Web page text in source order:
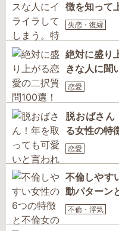
徴を知って
失恋・復縁
絶対に盛り
きな人に聞
恋愛
脱おばさん
る女性の特
恋愛
不倫しやす
動パターン
不倫・浮気